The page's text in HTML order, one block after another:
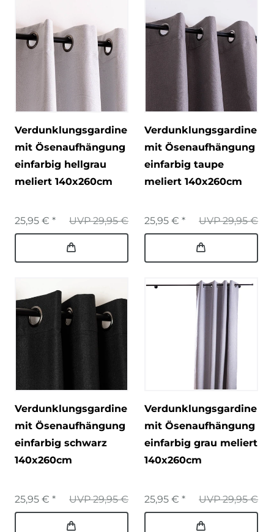
Verdunklungsgardine
mit Ösenaufhängung
einfarbig hellgrau
meliert 140x260cm
UVP 29,95 €
25,95 € *
Verdunklungsgardine
mit Ösenaufhängung
einfarbig taupe
meliert 140x260cm
UVP 29,95 €
25,95 € *
Verdunklungsgardine
mit Ösenaufhängung
einfarbig schwarz
140x260cm
UVP 29,95 €
25,95 € *
Verdunklungsgardine
mit Ösenaufhängung
einfarbig grau meliert
140x260cm
UVP 29,95 €
25,95 € *